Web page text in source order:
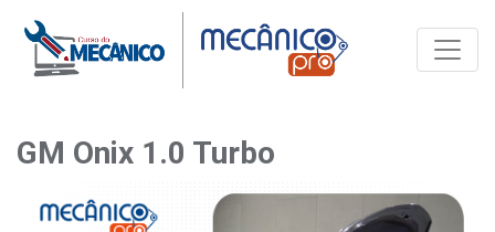
GM Onix 1.0 Turbo